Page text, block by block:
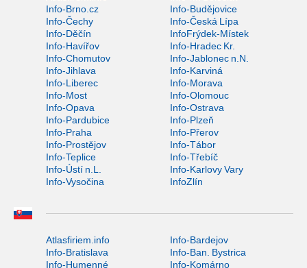
Info-Brno.cz
Info-Budějovice
Info-Čechy
Info-Česká Lípa
Info-Děčín
InfoFrýdek-Místek
Info-Havířov
Info-Hradec Kr.
Info-Chomutov
Info-Jablonec n.N.
Info-Jihlava
Info-Karviná
Info-Liberec
Info-Morava
Info-Most
Info-Olomouc
Info-Opava
Info-Ostrava
Info-Pardubice
Info-Plzeň
Info-Praha
Info-Přerov
Info-Prostějov
Info-Tábor
Info-Teplice
Info-Třebíč
Info-Ústí n.L.
Info-Karlovy Vary
Info-Vysočina
InfoZlín
Atlasfiriem.info
Info-Bardejov
Info-Bratislava
Info-Ban. Bystrica
Info-Humenné
Info-Komárno